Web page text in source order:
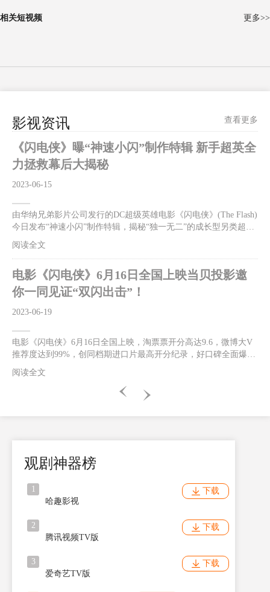
更多>>
相关短视频
影视资讯 查看更多
《闪电侠》曝“神速小闪”制作特辑 新手超英全
力拯救幕后大揭秘
2023-06-15
由华纳兄弟影片公司发行的DC超级英雄电影《闪电侠》(The Flash)
今日发布“神速小闪”制作特辑，揭秘“独一无二”的成长型另类超英
闪电侠，逆转时空只为拯救至亲的反套路英雄在与反派佐德将军的
对决中逐步成长，热血又欢乐！影片首映口碑大爆，“好看！好
火热预售中，6月13、14日全国300场超前点映震撼来袭。6月16日
影片将以2D/CINITY/IMAX/DolbyCinema/CGS中国巨幕版本与北美
同步正式上映！闪电侠为救母亲跑赢光速获赞独一无二的超级英雄
今日曝光的“神速小闪”制作特辑全面展现了闪电侠有别于其他超级
阅读全文
电影《闪电侠》6月16日全国上映当贝投影邀
你一同见证“双闪出击”！
2023-06-19
电影《闪电侠》6月16日全国上映，淘票票开分高达9.6，微博大V
推荐度达到99%，创同档期进口片最高开分纪录，好口碑全面爆发
人气飙升！这一次的超级英雄之旅中，《闪电侠》将与高端智能投
影品牌当贝投影一同见证“双闪出击”！“双闪合体”突破光速燃炸银
幕 闪电侠逆时营救感动不断据悉，《闪电侠》由华纳兄弟影片公
司出品，安迪·穆斯切蒂执导，埃兹拉·米勒、迈克尔·基顿、萨莎·
卡莱、本·阿弗莱克等主演。影片中，闪电侠为了拯救至亲穿越时
归正轨，闪电侠决定联手蝙蝠侠超女一同合力出击。电影中闪电侠
次“闪
阅读全文
观剧神器榜
1
哈趣影视
下载
2
腾讯视频TV版
下载
3
爱奇艺TV版
下载